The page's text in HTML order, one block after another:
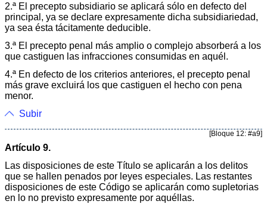
2.ª El precepto subsidiario se aplicará sólo en defecto del
principal, ya se declare expresamente dicha subsidiariedad,
ya sea ésta tácitamente deducible.
3.ª El precepto penal más amplio o complejo absorberá a los
que castiguen las infracciones consumidas en aquél.
4.ª En defecto de los criterios anteriores, el precepto penal
más grave excluirá los que castiguen el hecho con pena
menor.
Subir
[Bloque 12: #a9]
Artículo 9.
Las disposiciones de este Título se aplicarán a los delitos
que se hallen penados por leyes especiales. Las restantes
disposiciones de este Código se aplicarán como supletorias
en lo no previsto expresamente por aquéllas.